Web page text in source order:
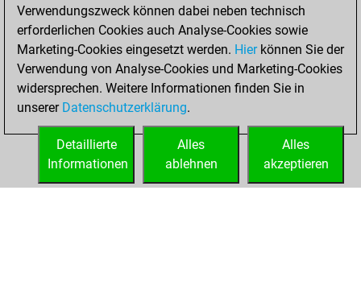
Montag, Februar
28, 2022
You played 18
slow games
Play
You scored +4
=2 -12 in slow games
Verwendungszweck können dabei neben technisch
erforderlichen Cookies auch Analyse-Cookies sowie
Marketing-Cookies eingesetzt werden. Hierkönnen Sie der
Verwendung von Analyse-Cookies und Marketing-Cookies
widersprechen. Weitere Informationen finden Sie in
unserer Datenschutzerklärung.
Alles
akzeptieren
Alles
ablehnen
Detaillierte
Informationen